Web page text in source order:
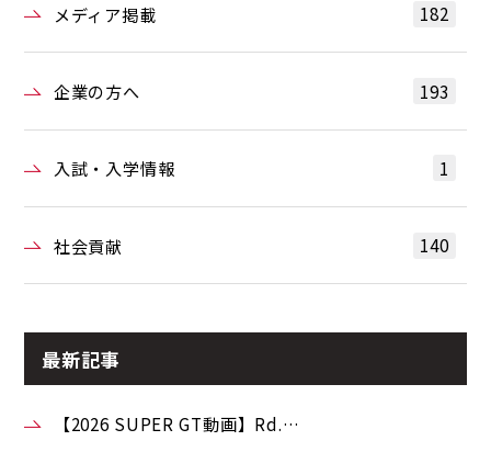
メディア掲載 182
企業の方へ 193
入試・入学情報 1
社会貢献 140
最新記事
【2026 SUPER GT動画】Rd.…